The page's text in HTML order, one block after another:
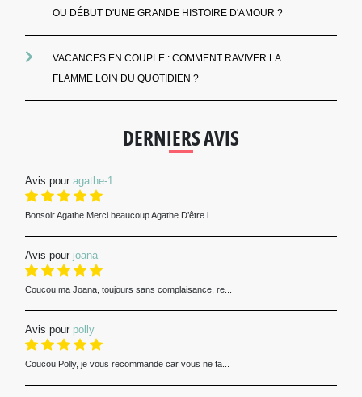
OU DÉBUT D'UNE GRANDE HISTOIRE D'AMOUR ?
VACANCES EN COUPLE : COMMENT RAVIVER LA
FLAMME LOIN DU QUOTIDIEN ?
DERNIERS AVIS
Avis pour agathe-1
Bonsoir Agathe Merci beaucoup Agathe D’être l...
Avis pour joana
Coucou ma Joana, toujours sans complaisance, re...
Avis pour polly
Coucou Polly, je vous recommande car vous ne fa...